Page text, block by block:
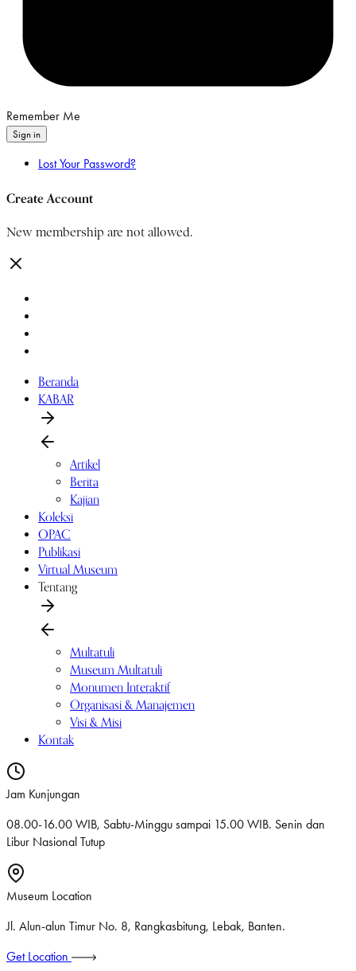
Remember Me
Sign in
Lost Your Password?
Create Account
New membership are not allowed.
Beranda
KABAR
Artikel
Berita
Kajian
Koleksi
OPAC
Publikasi
Virtual Museum
Tentang
Multatuli
Museum Multatuli
Monumen Interaktif
Organisasi & Manajemen
Visi & Misi
Kontak
Jam Kunjungan
08.00-16.00 WIB, Sabtu-Minggu sampai 15.00 WIB. Senin dan
Libur Nasional Tutup
Museum Location
Jl. Alun-alun Timur No. 8, Rangkasbitung, Lebak, Banten.
Get Location